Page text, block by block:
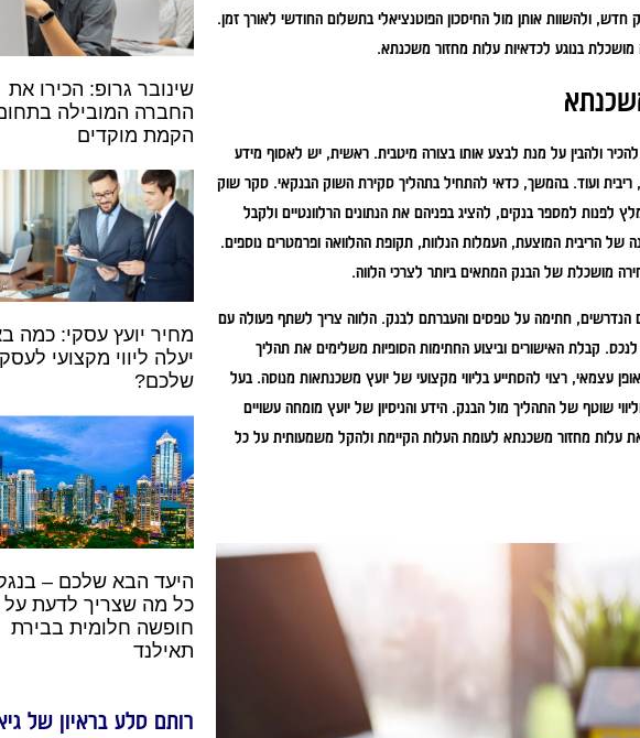
ולהשוות אותן מול החיסכון הפוטנציאלי בתשלום החודשי לאורך זמן.
בנוגע לכדאיות עלות מחזור משכנתא.
ולהבין על מנת לבצע אותו בצורה מיטבית. ראשית, יש לאסוף מידע
ועוד. בהמשך, כדאי להתחיל בתהליך סקירת השוק הבנקאי. סקר שוק
לפנות למספר בנקים, להציג בפניהם את הנתונים הרלוונטיים ולקבל
של הריבית המוצעת, העמלות הנלוות, תקופת ההלוואה ופרמטרים נוספים.
מושכלת של הבנק המתאים ביותר לצרכי הלווה.
חתימה על טפסים והעברתם לבנק. הלווה צריך לשתף פעולה עם
קבלת האישורים וביצוע החתימות הסופיות משלימים את תהליך
עצמאי, רצוי להסתייע בליווי מקצועי של יועץ משכנתאות מנוסה. בעל
שוטף של התהליך מול הבנק. הידע והניסיון של יועץ מומחה עשויים
עלות מחזור משכנתא לעומת העלות הקיימת ולהקל משמעותית על כל
שינובר גרופ: הכירו את
החברה המובילה
הקמת מוקדים
מחיר יועץ עסקי: כמה
יעלה ליווי מקצועי לעסק
שלכם?
היעד הבא שלכם –
כל מה שצריך לדעת על
חופשה חלומית בבירת
תאילנד
רותם סלע בראיון של